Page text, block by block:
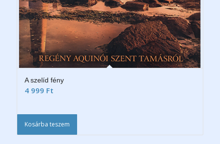
A szelíd fény
4 999 Ft
Kosárba teszem